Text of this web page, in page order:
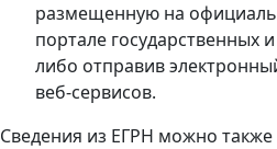
размещенную на
портале государственных
либо отправив
веб-сервисов.
Сведения из ЕГРН можно